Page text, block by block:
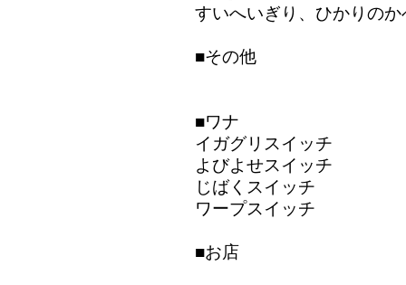
すいへいぎり、ひかりのか
■その他
■ワナ
イガグリスイッチ
よびよせスイッチ
じばくスイッチ
ワープスイッチ
■お店